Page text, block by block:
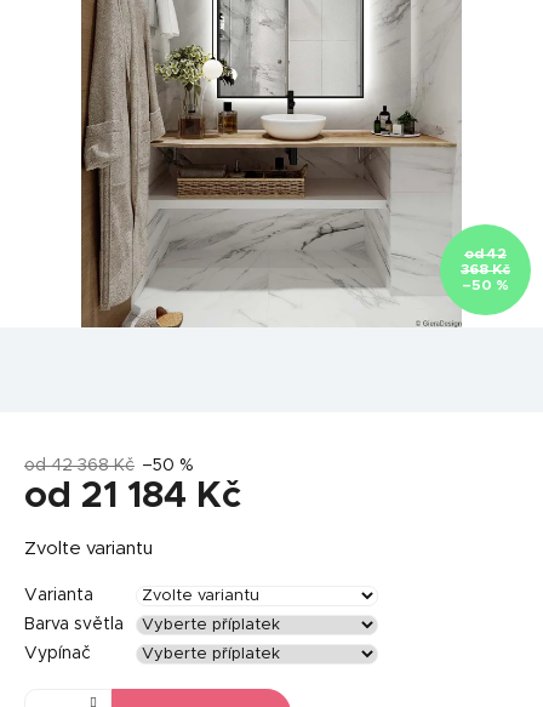
od 42
368 Kč
–50 %
od 42 368 Kč –50 %
od 21 184 Kč
cena:
Zvolte variantu
Varianta
Barva světla
Vypínač